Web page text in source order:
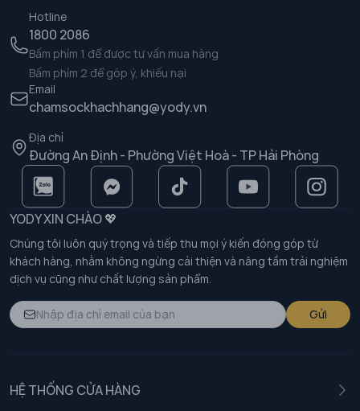
Hotline
1800 2086
Bấm phím 1 để được tư vấn mua hàng
Bấm phím 2 để góp ý, khiếu nại
Email
chamsockhachhang@yody.vn
Địa chỉ
Đường An Định - Phường Việt Hoà - TP Hải Phòng
YODY XIN CHÀO 💖
Chúng tôi luôn quý trọng và tiếp thu mọi ý kiến đóng góp từ
khách hàng, nhằm không ngừng cải thiện và nâng tầm trải nghiệm
dịch vụ cũng như chất lượng sản phẩm.
Gửi
HỆ THỐNG CỬA HÀNG